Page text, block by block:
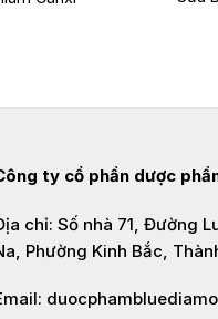
ty cổ phần dược
chỉ: Số nhà 71, Đường
Phường Kinh Bắc,